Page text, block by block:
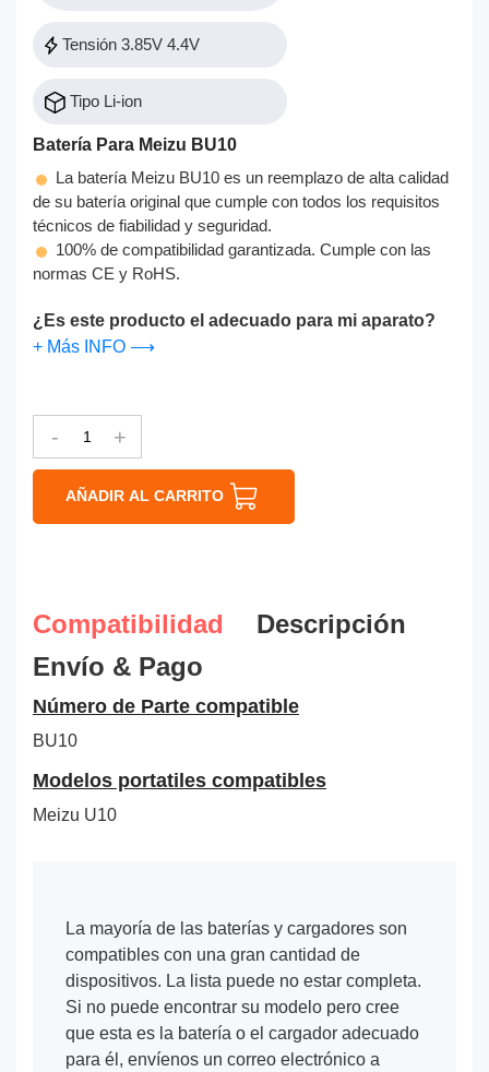
Tensión 3.85V 4.4V
Tipo Li-ion
Batería Para Meizu BU10
La batería Meizu BU10 es un reemplazo de alta calidad
de su batería original que cumple con todos los requisitos
técnicos de fiabilidad y seguridad.
100% de compatibilidad garantizada. Cumple con las
normas CE y RoHS.
¿Es este producto el adecuado para mi aparato?
+ Más INFO ⟶
- +
AÑADIR AL CARRITO
Compatibilidad
Descripción
Envío & Pago
Número de Parte compatible
BU10
Modelos portatiles compatibles
Meizu U10
La mayoría de las baterías y cargadores son
compatibles con una gran cantidad de
dispositivos. La lista puede no estar completa.
Si no puede encontrar su modelo pero cree
que esta es la batería o el cargador adecuado
para él, envíenos un correo electrónico a